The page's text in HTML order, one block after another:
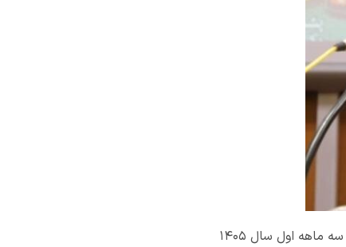
مدیرکل امور اقتصادی و دارایی استان گیلان از وصول ۴ هزار و ۴۱ میلیارد تومان درآمدهای عمومی در سه ماهه اول سال ۱۴۰۵